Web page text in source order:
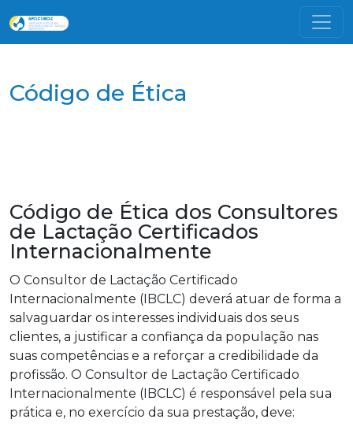
Código de Ética
Código de Ética dos Consultores
de Lactação Certificados
Internacionalmente
O Consultor de Lactação Certificado
Internacionalmente (IBCLC) deverá atuar de forma a
salvaguardar os interesses individuais dos seus
clientes, a justificar a confiança da população nas
suas competências e a reforçar a credibilidade da
profissão. O Consultor de Lactação Certificado
Internacionalmente (IBCLC) é responsável pela sua
prática e, no exercício da sua prestação, deve: